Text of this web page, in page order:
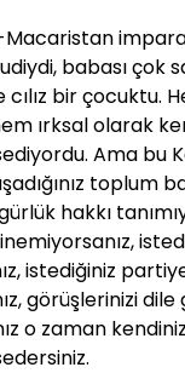
babası çok
cılız bir çocuktu.
ırksal olarak
Ama bu
toplum
hakkı
istediğiniz
görüşlerinizi
o zaman